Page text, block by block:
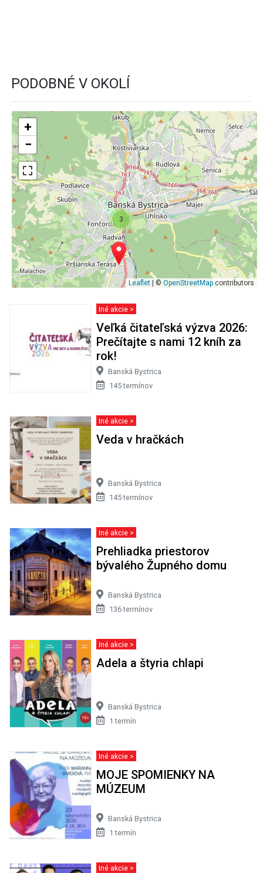
PODOBNÉ V OKOLÍ
3
+
−
Leaflet | © OpenStreetMap contributors
Iné akcie >
Veľká čitateľská výzva 2026:
Prečítajte s nami 12 kníh za
rok!
Banská Bystrica
145 termínov
Iné akcie >
Veda v hračkách
Banská Bystrica
145 termínov
Iné akcie >
Prehliadka priestorov
bývalého Župného domu
Banská Bystrica
136 termínov
Iné akcie >
Adela a štyria chlapi
Banská Bystrica
1 termín
Iné akcie >
MOJE SPOMIENKY NA
MÚZEUM
Banská Bystrica
1 termín
Iné akcie >